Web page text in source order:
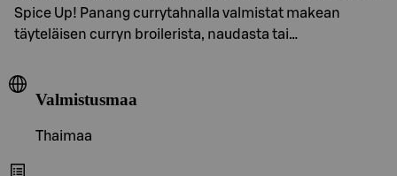
Spice Up! Panang currytahnalla valmistat makean
täyteläisen curryn broilerista, naudasta tai…
Valmistusmaa
Thaimaa